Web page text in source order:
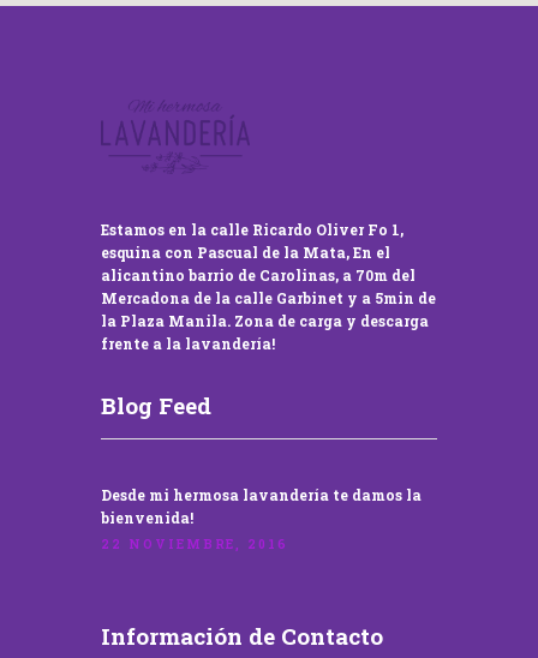
Estamos en la calle Ricardo Oliver Fo 1,
esquina con Pascual de la Mata, En el
alicantino barrio de Carolinas, a 70m del
Mercadona de la calle Garbinet y a 5min de
la Plaza Manila. Zona de carga y descarga
frente a la lavandería!
Blog Feed
Desde mi hermosa lavandería te damos la
bienvenida!
22 NOVIEMBRE, 2016
Información de Contacto